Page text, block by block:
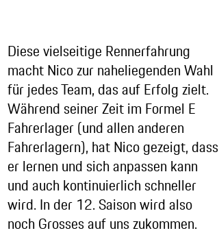
Diese vielseitige Rennerfahrung
macht Nico zur naheliegenden Wahl
für jedes Team, das auf Erfolg zielt.
Während seiner Zeit im Formel E
Fahrerlager (und allen anderen
Fahrerlagern), hat Nico gezeigt, dass
er lernen und sich anpassen kann
und auch kontinuierlich schneller
wird. In der 12. Saison wird also
noch Grosses auf uns zukommen.